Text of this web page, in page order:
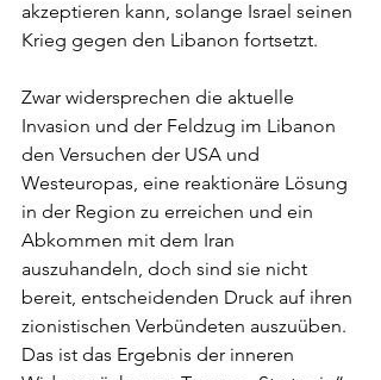
akzeptieren kann, solange Israel seinen
Krieg gegen den Libanon fortsetzt.
Zwar widersprechen die aktuelle
Invasion und der Feldzug im Libanon
den Versuchen der USA und
Westeuropas, eine reaktionäre Lösung
in der Region zu erreichen und ein
Abkommen mit dem Iran
auszuhandeln, doch sind sie nicht
bereit, entscheidenden Druck auf ihren
zionistischen Verbündeten auszuüben.
Das ist das Ergebnis der inneren